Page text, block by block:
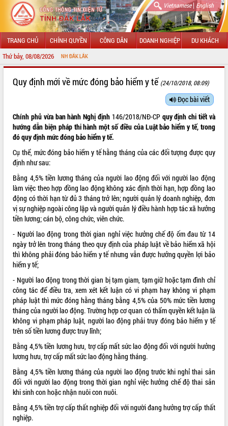
Vietnamese| English
TRANG CHỦ CHÍNH QUYỀN CÔNG DÂN DOANH NGHIỆP DU KHÁCH
Thứ bảy, 08/08/2026
TIN TỨC SỰ KIỆN
SỞ, BAN, NGÀNH
UBND CÁC XÃ, PHƯỜNG
THÔNG TIN CHỈ ĐẠO ĐIỀU HÀNH
HỆ THỐNG VĂN BẢN
VĂN BẢN HĐND TỈNH
ĐIỂM TIN VĂN BẢN
QUY HOẠCH - KẾ HOẠCH
Quy định mới về mức đóng bảo hiểm y tế (24/10/2018, 08:09)
Đọc bài viết
Chính phủ vừa ban hành Nghị định 146/2018/NĐ-CPquy định chi tiết và
hướng dẫn biện pháp thi hành một số điều của Luật bảo hiểm y tế, trong
đó quy định mức đóng bảo hiểm y tế.
Cụ thể, mức đóng bảo hiểm y tế hằng tháng của các đối tượng được quy
định như sau:
Bằng 4,5% tiền lương tháng của người lao động đối với người lao động
làm việc theo hợp đồng lao động không xác định thời hạn, hợp đồng lao
động có thời hạn từ đủ 3 tháng trở lên; người quản lý doanh nghiệp, đơn
vị sự nghiệp ngoài công lập và người quản lý điều hành hợp tác xã hưởng
tiền lương; cán bộ, công chức, viên chức.
- Người lao động trong thời gian nghỉ việc hưởng chế độ ốm đau từ 14
ngày trở lên trong tháng theo quy định của pháp luật về bảo hiểm xã hội
thì không phải đóng bảo hiểm y tế nhưng vẫn được hưởng quyền lợi bảo
hiểm y tế;
- Người lao động trong thời gian bị tạm giam, tạm giữ hoặc tạm đình chỉ
công tác để điều tra, xem xét kết luận có vi phạm hay không vi phạm
pháp luật thì mức đóng hằng tháng bằng 4,5% của 50% mức tiền lương
tháng của người lao động. Trường hợp cơ quan có thẩm quyền kết luận là
không vi phạm pháp luật, người lao động phải truy đóng bảo hiểm y tế
trên số tiền lương được truy lĩnh;
Bằng 4,5% tiền lương hưu, trợ cấp mất sức lao động đối với người hưởng
lương hưu, trợ cấp mất sức lao động hằng tháng.
Bằng 4,5% tiền lương tháng của người lao động trước khi nghỉ thai sản
đối với người lao động trong thời gian nghỉ việc hưởng chế độ thai sản
khi sinh con hoặc nhận nuôi con nuôi.
Bằng 4,5% tiền trợ cấp thất nghiệp đối với người đang hưởng trợ cấp thất
nghiệp.